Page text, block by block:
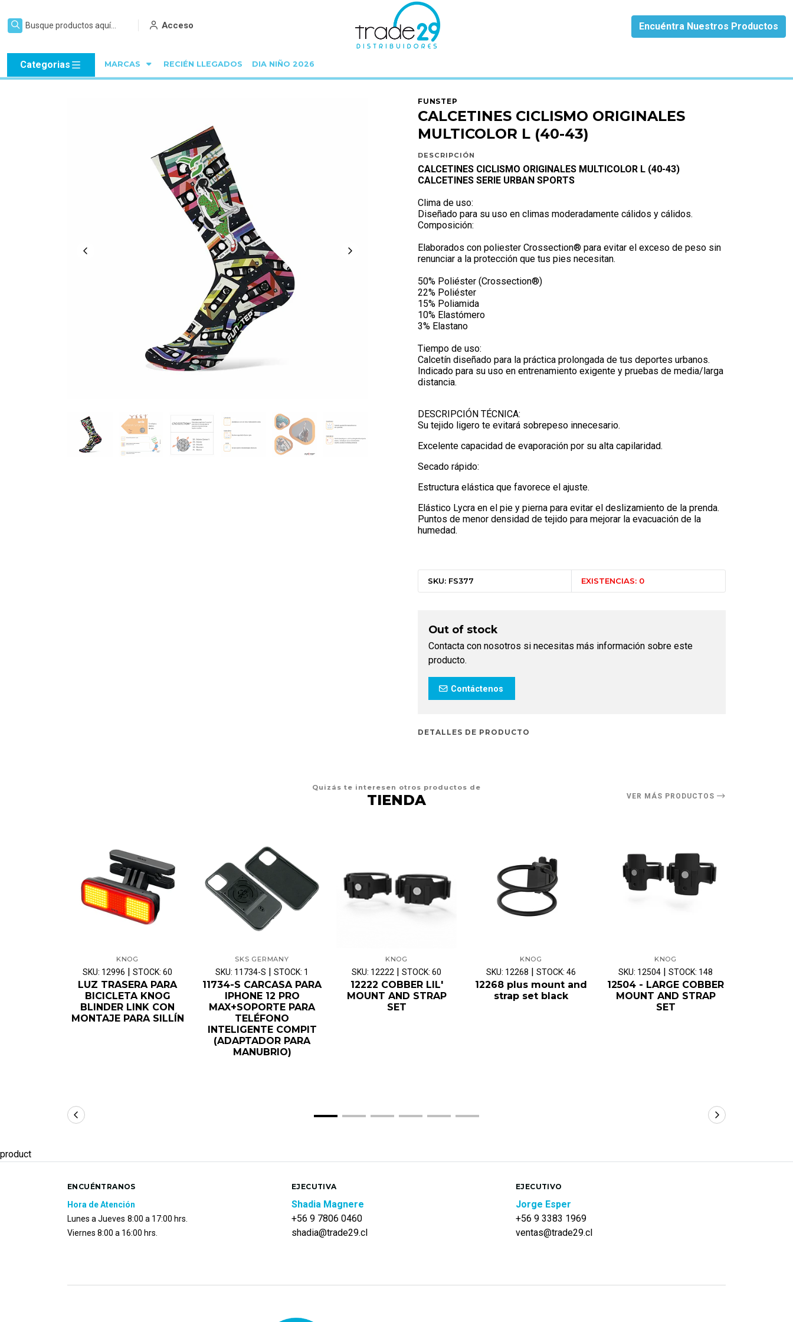
Acceso Encuéntra Nuestros Productos
Categorias MARCAS RECIÉN LLEGADOS DIA NIÑO 2026
Inicio Calcetín
FUNSTEP
CALCETINES CICLISMO ORIGINALES
MULTICOLOR L (40-43)
DESCRIPCIÓN
CALCETINES CICLISMO ORIGINALES MULTICOLOR L (40-43)
CALCETINES SERIE URBAN SPORTS
Clima de uso:
Diseñado para su uso en climas moderadamente cálidos y cálidos.
Composición:
Elaborados con poliester Crossection® para evitar el exceso de peso sin
renunciar a la protección que tus pies necesitan.
50% Poliéster (Crossection®)
22% Poliéster
15% Poliamida
10% Elastómero
3% Elastano
Tiempo de uso:
Calcetín diseñado para la práctica prolongada de tus deportes urbanos.
Indicado para su uso en entrenamiento exigente y pruebas de media/larga
distancia.
DESCRIPCIÓN TÉCNICA:
Su tejido ligero te evitará sobrepeso innecesario.
Excelente capacidad de evaporación por su alta capilaridad.
Secado rápido:
Estructura elástica que favorece el ajuste.
Elástico Lycra en el pie y pierna para evitar el deslizamiento de la prenda.
Puntos de menor densidad de tejido para mejorar la evacuación de la
humedad.
SKU: FS377 EXISTENCIAS: 0
Out of stock
Contacta con nosotros si necesitas más información sobre este
producto.
Contáctenos
DETALLES DE PRODUCTO
Quizás te interesen otros productos de
TIENDA VER MÁS PRODUCTOS
KNOG
SKU: 12996 | STOCK: 60
LUZ TRASERA PARA
BICICLETA KNOG
BLINDER LINK CON
MONTAJE PARA SILLÍN
SKS GERMANY
SKU: 11734-S | STOCK: 1
11734-S CARCASA PARA
IPHONE 12 PRO
MAX+SOPORTE PARA
TELÉFONO
INTELIGENTE COMPIT
(ADAPTADOR PARA
MANUBRIO)
KNOG
SKU: 12222 | STOCK: 60
12222 COBBER LIL'
MOUNT AND STRAP
SET
KNOG
SKU: 12268 | STOCK: 46
12268 plus mount and
strap set black
KNOG
SKU: 12504 | STOCK: 148
12504 - LARGE COBBER
MOUNT AND STRAP
SET
product
ENCUÉNTRANOS
Hora de Atención
Lunes a Jueves 8:00 a 17:00 hrs.
Viernes 8:00 a 16:00 hrs.
EJECUTIVA
Shadia Magnere
+56 9 7806 0460
shadia@trade29.cl
EJECUTIVO
Jorge Esper
+56 9 3383 1969
ventas@trade29.cl